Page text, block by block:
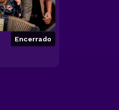
Encerrado